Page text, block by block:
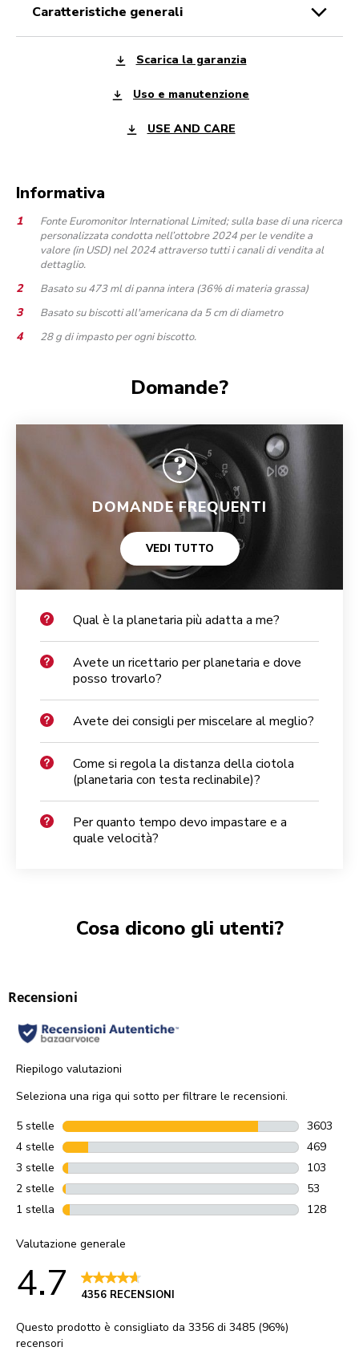
caratteristiche generali
Scarica la garanzia
Uso e manutenzione
USE AND CARE
Informativa
Fonte Euromonitor International Limited; sulla base di una ricerca
personalizzata condotta nell’ottobre 2024 per le vendite a
valore (in USD) nel 2024 attraverso tutti i canali di vendita al
dettaglio.
Basato su 473 ml di panna intera (36% di materia grassa)
Basato su biscotti all'americana da 5 cm di diametro
28 g di impasto per ogni biscotto.
Domande?
DOMANDE FREQUENTI
VEDI TUTTO
Qual è la planetaria più adatta a me?
Avete un ricettario per planetaria e dove
posso trovarlo?
Avete dei consigli per miscelare al meglio?
Come si regola la distanza della ciotola
(planetaria con testa reclinabile)?
Per quanto tempo devo impastare e a
quale velocità?
Cosa dicono gli utenti?